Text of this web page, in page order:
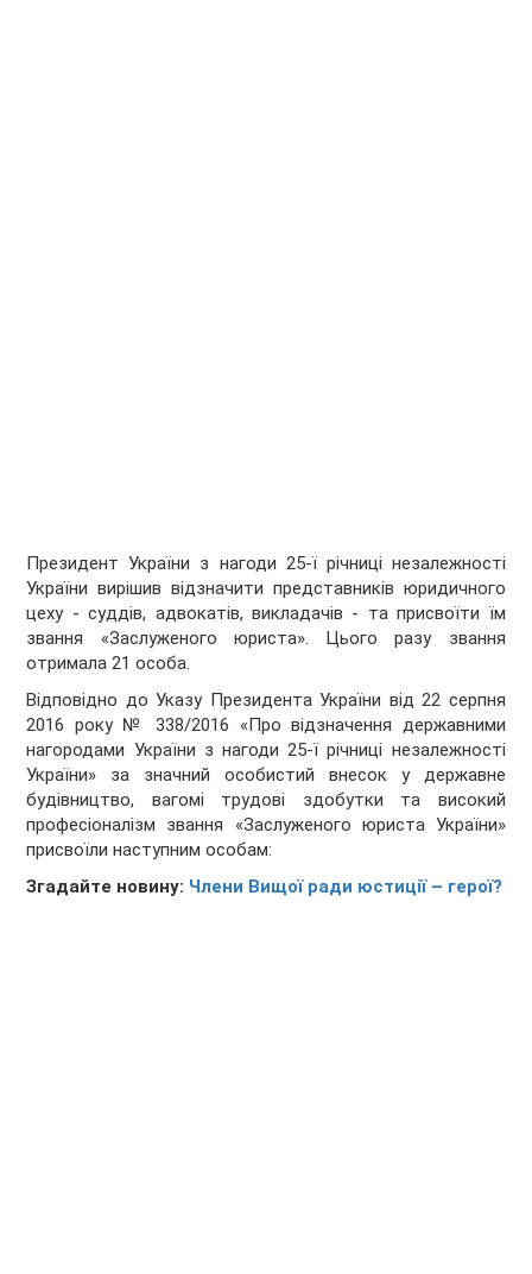
Президент України з нагоди 25-ї річниці незалежності
України вирішив відзначити представників юридичного
цеху - суддів, адвокатів, викладачів - та присвоїти їм
звання «Заслуженого юриста». Цього разу звання
отримала 21 особа.
Відповідно до Указу Президента України від 22 серпня
2016 року № 338/2016 «Про відзначення державними
нагородами України з нагоди 25-ї річниці незалежності
України» за значний особистий внесок у державне
будівництво, вагомі трудові здобутки та високий
професіоналізм звання «Заслуженого юриста України»
присвоїли наступним особам:
Згадайте новину: Члени Вищої ради юстиції – герої?